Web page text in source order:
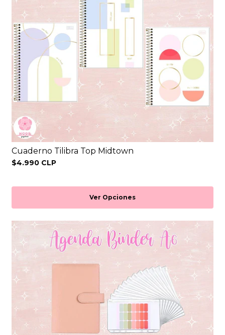
Cuaderno Tilibra Top Midtown
$4.990 CLP
Ver Opciones